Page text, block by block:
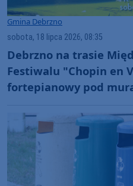
Gmina Debrzno
sobota, 18 lipca 2026, 08:35
Debrzno na trasie
Festiwalu "Chopin en
fortepianowy pod